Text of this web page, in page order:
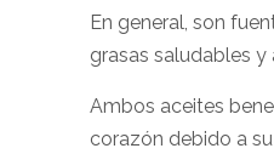
En general, son
grasas saludables y
Ambos aceites
corazón debido a